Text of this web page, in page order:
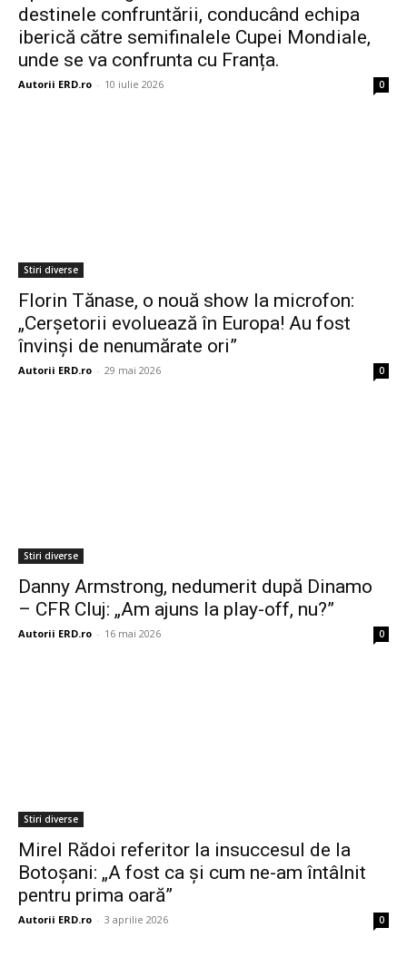
destinele confruntării, conducând echipa
iberică către semifinalele Cupei Mondiale,
unde se va confrunta cu Franța.
Autorii ERD.ro - 10 iulie 2026 0
Stiri diverse
Florin Tănase, o nouă show la microfon:
„Cerșetorii evoluează în Europa! Au fost
învinși de nenumărate ori”
Autorii ERD.ro - 29 mai 2026 0
Stiri diverse
Danny Armstrong, nedumerit după Dinamo
– CFR Cluj: „Am ajuns la play-off, nu?”
Autorii ERD.ro - 16 mai 2026 0
Stiri diverse
Mirel Rădoi referitor la insuccesul de la
Botoșani: „A fost ca și cum ne-am întâlnit
pentru prima oară”
Autorii ERD.ro - 3 aprilie 2026 0